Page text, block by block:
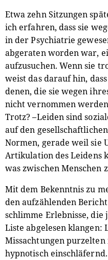
Etwa zehn Sitzungen
ich erfahren, dass sie
in der Psychiatrie
abgeraten worden war,
aufzusuchen. Wenn sie
weist das darauf hin,
denen, die sie wegen
nicht vernommen
Trotz? –Leiden sind
auf den
Normen, gerade weil sie
Artikulation des Leidens
was zwischen Menschen
Mit dem Bekenntnis zu
den aufzählenden
schlimme Erlebnisse,
Liste abgelesen klangen:
Missachtungen
hypnotisch